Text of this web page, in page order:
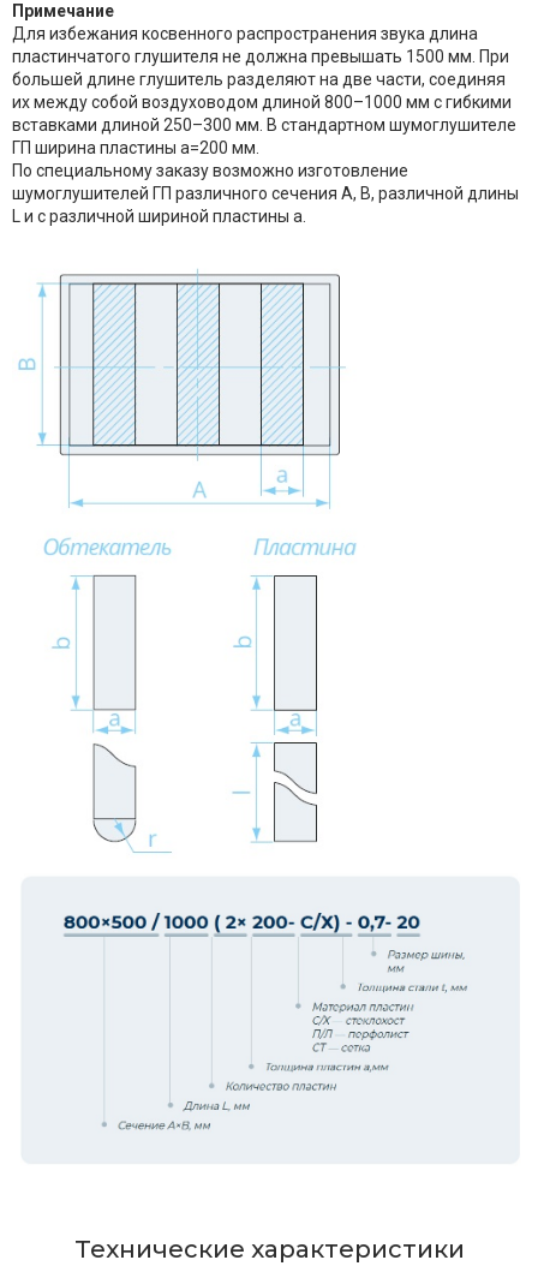
Примечание
Для избежания косвенного распространения звука длина
пластинчатого глушителя не должна превышать 1500 мм. При
большей длине глушитель разделяют на две части, соединяя
их между собой воздуховодом длиной 800–1000 мм с гибкими
вставками длиной 250–300 мм. В стандартном шумоглушителе
ГП ширина пластины a=200 мм.
По специальному заказу возможно изготовление
шумоглушителей ГП различного сечения A, B, различной длины
L и с различной шириной пластины a.
Технические характеристики